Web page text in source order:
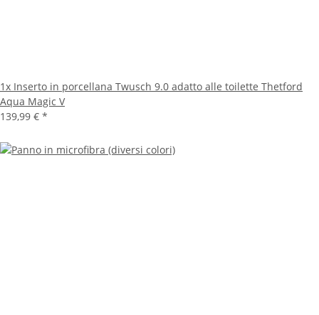
1x Inserto in porcellana Twusch 9.0 adatto alle toilette Thetford
Aqua Magic V
139,99 € *